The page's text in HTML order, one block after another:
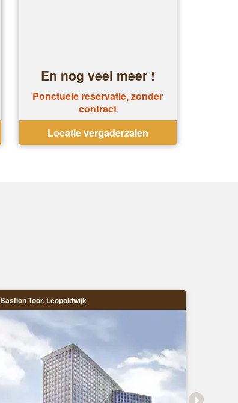
En nog veel meer !
Ponctuele reservatie, zonder
contract
Locatie vergaderzalen
Bastion Toor, Leopoldwijk